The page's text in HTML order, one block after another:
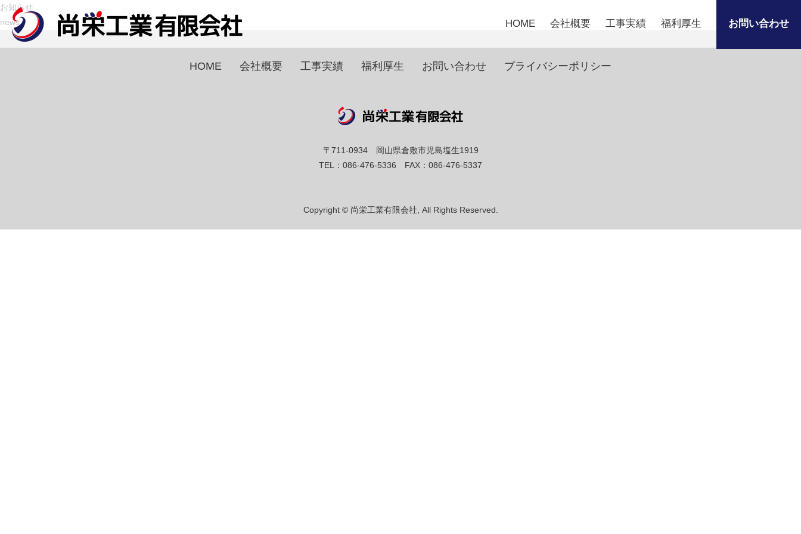
HOME 会社概要 工事実績 福利厚生 お問い合わせ
お知らせ
news
HOME 会社概要 工事実績 福利厚生 お問い合わせ プライバシーポリシー
〒711-0934 岡山県倉敷市児島塩生1919
TEL：086-476-5336 FAX：086-476-5337
Copyright © 尚栄工業有限会社, All Rights Reserved.